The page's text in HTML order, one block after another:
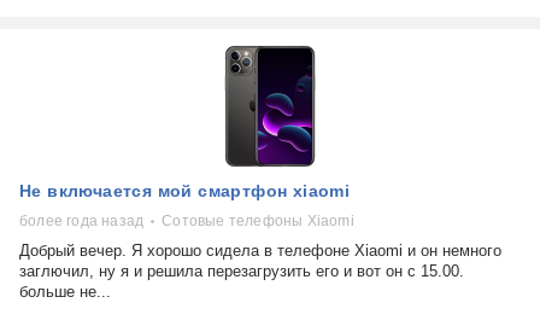
Не включается мой смартфон xiaomi
более года назад Сотовые телефоны Xiaomi
Добрый вечер. Я хорошо сидела в телефоне Xiaomi и он немного
заглючил, ну я и решила перезагрузить его и вот он с 15.00.
больше не...